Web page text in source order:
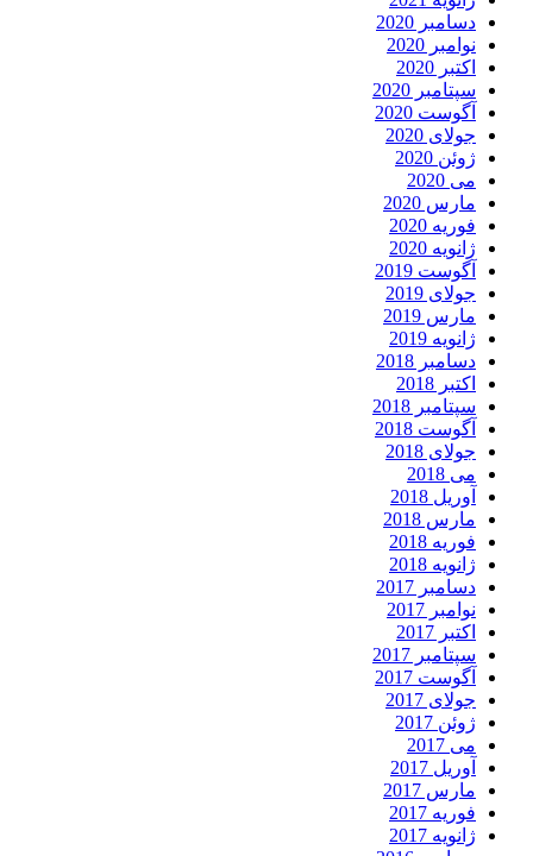
دسامبر 2020
نوامبر 2020
اکتبر 2020
سپتامبر 2020
آگوست 2020
جولای 2020
ژوئن 2020
می 2020
مارس 2020
فوریه 2020
ژانویه 2020
آگوست 2019
جولای 2019
مارس 2019
ژانویه 2019
دسامبر 2018
اکتبر 2018
سپتامبر 2018
آگوست 2018
جولای 2018
می 2018
آوریل 2018
مارس 2018
فوریه 2018
ژانویه 2018
دسامبر 2017
نوامبر 2017
اکتبر 2017
سپتامبر 2017
آگوست 2017
جولای 2017
ژوئن 2017
می 2017
آوریل 2017
مارس 2017
فوریه 2017
ژانویه 2017